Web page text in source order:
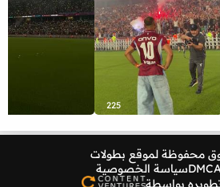
225
محفوظة لموقع بطولات
سياسة الخصوصية
بواسطة